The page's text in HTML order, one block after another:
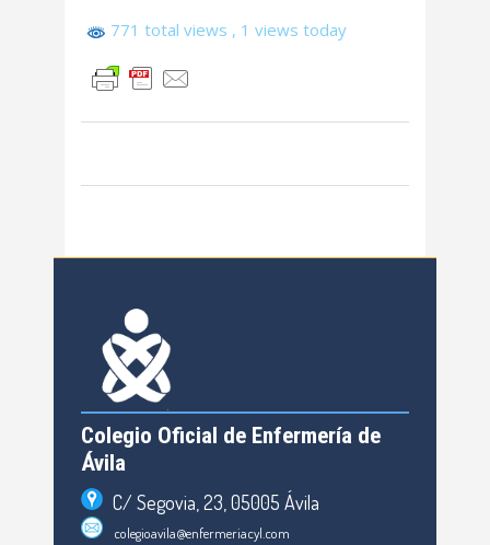
771 total views , 1 views today
Colegio Oficial de Enfermería de
Ávila
C/ Segovia, 23, 05005 Ávila
colegioavila@enfermeriacyl.com